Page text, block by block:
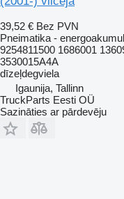
39,52 € Bez PVN
Pneimatika -
9254811500 1686001
3530015A4A
dīzeļdegviela
Igaunija, Tallinn
TruckParts Eesti OÜ
Sazināties ar pārdevēju